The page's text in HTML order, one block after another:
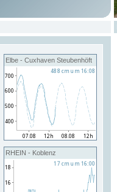
Elbe - Cuxhaven Steubenhöft
RHEIN - Koblenz